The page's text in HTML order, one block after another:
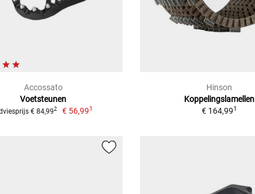
Accossato
Voetsteunen
€ 84,992 € 56,991
Hinson
Koppelingslamellen
€ 164,991